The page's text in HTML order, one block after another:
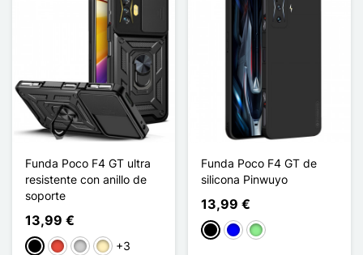
Funda Poco F4 GT ultra
resistente con anillo de
soporte
13,99 €
NegroRojoPlataOro +3
Funda Poco F4 GT de
silicona Pinwuyo
13,99 €
NegroAzulVerde claro